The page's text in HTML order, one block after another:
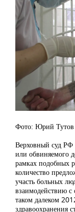
Фото: Юрий
Верховный суд РФ
или обвиняемого
рамках подобных
количество
участь больных
взаимодействию с
таком далеком
здравоохранения